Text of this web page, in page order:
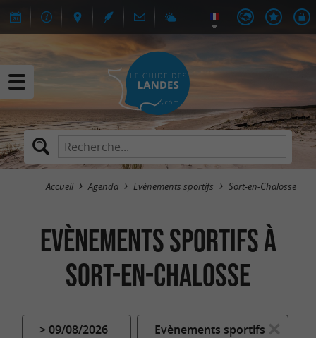
Accueil Agenda Evènements sportifs Sort-en-Chalosse
Evènements sportifs à
Sort-en-Chalosse
> 09/08/2026 Evènements sportifs